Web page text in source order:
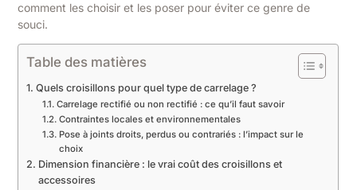
comment les choisir et les poser pour éviter ce genre de
souci.
Table des matières
Quels croisillons pour quel type de carrelage ?
Carrelage rectifié ou non rectifié : ce qu’il faut savoir
Contraintes locales et environnementales
Pose à joints droits, perdus ou contrariés : l’impact sur le
choix
Dimension financière : le vrai coût des croisillons et
accessoires